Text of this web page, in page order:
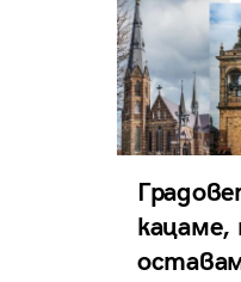
кацаме,